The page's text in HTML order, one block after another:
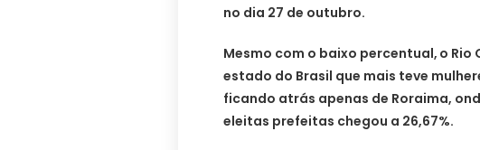
no dia 27 de outubro.
Mesmo com o baixo percentual, o Rio
estado do Brasil que mais teve
ficando atrás apenas de Roraima,
eleitas prefeitas chegou a 26,67%.